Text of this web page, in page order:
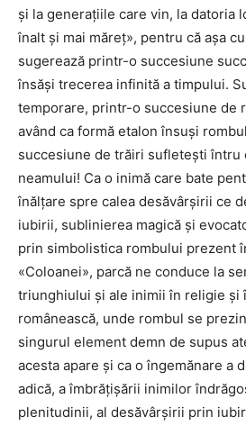
şi la generaţiile care vin, la datoria
înalt şi mai măreţ», pentru că aşa
sugerează printr-o succesiune
însăşi trecerea infinită a timpului.
temporare, printr-o succesiune de
având ca formă etalon însuşi
succesiune de trăiri sufleteşti
neamului! Ca o inimă care bate
înălţare spre calea desăvârşirii ce
iubirii, sublinierea magică şi
prin simbolistica rombului prezent
«Coloanei», parcă ne conduce la
triunghiului şi ale inimii în religie şi
românească, unde rombul se
singurul element demn de supus
acesta apare şi ca o îngemănare a
adică, a îmbrăţişării inimilor
plenitudinii, al desăvârşirii prin